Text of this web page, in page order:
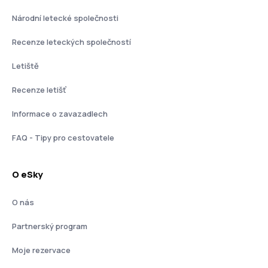
Národní letecké společnosti
Recenze leteckých společností
Letiště
Recenze letišť
Informace o zavazadlech
FAQ - Tipy pro cestovatele
O eSky
O nás
Partnerský program
Moje rezervace